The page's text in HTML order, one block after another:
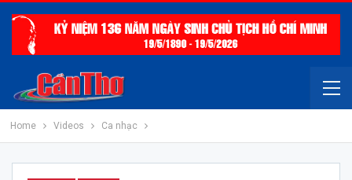
Home Videos Ca nhạc